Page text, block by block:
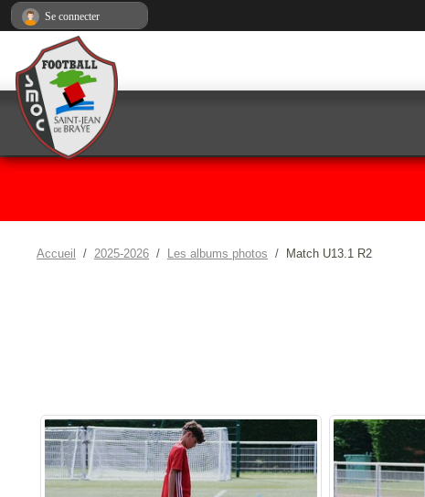
Accueil 2025-2026 Les albums photos Match U13.1 R2
Se connecter
Panneau de gestion des cookies